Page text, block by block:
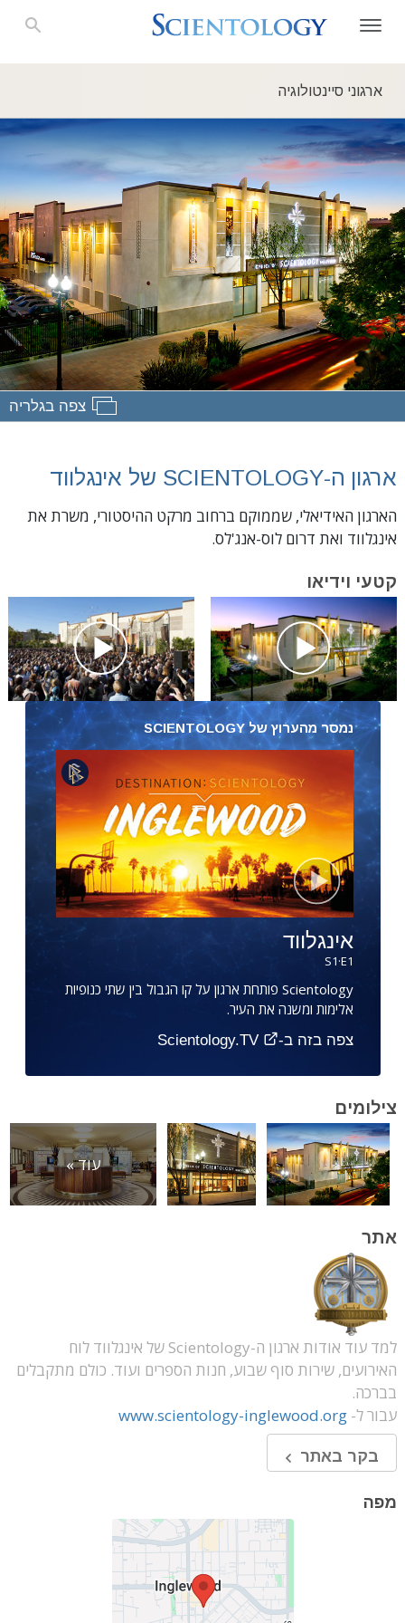
ארגוני סיינטולוגיה
צפה בגלריה
ארגון ה-SCIENTOLOGY של אינגלווד
הארגון האידיאלי, שממוקם ברחוב מרקט ההיסטורי, משרת את
אינגלווד ואת דרום לוס-אנג'לס.
קטעי וידיאו
נמסר מהערוץ של SCIENTOLOGY
אינגלווד
S1·E1
Scientology פותחת ארגון על קו הגבול בין שתי כנופיות
אלימות ומשנה את העיר.
צפה בזה ב-Scientology.TV
צילומים
עוד »
אתר
למד עוד אודות ארגון ה-Scientology של אינגלווד לוח
האירועים, שירות סוף שבוע, חנות הספרים ועוד. כולם מתקבלים
בברכה.
עבור ל- www.scientology-inglewood.org
בקר באתר
מפה